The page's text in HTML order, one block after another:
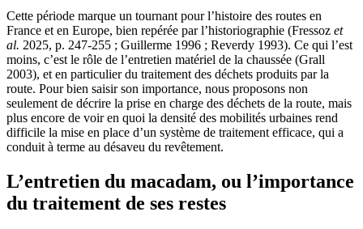
Cette période marque un tournant pour l’histoire des routes en
France et en Europe, bien repérée par l’historiographie (Fressoz et
al. 2025, p. 247-255 ; Guillerme 1996 ; Reverdy 1993). Ce qui l’est
moins, c’est le rôle de l’entretien matériel de la chaussée (Grall
2003), et en particulier du traitement des déchets produits par la
route. Pour bien saisir son importance, nous proposons non
seulement de décrire la prise en charge des déchets de la route, mais
plus encore de voir en quoi la densité des mobilités urbaines rend
difficile la mise en place d’un système de traitement efficace, qui a
conduit à terme au désaveu du revêtement.
L’entretien du macadam, ou l’importance
du traitement de ses restes